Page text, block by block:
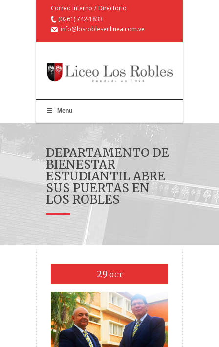
Correo Interno / Directorio
(0261) 742-1833
info@losroblesenlinea.com.ve
Menu
DEPARTAMENTO DE
BIENESTAR
ESTUDIANTIL ABRE
SUS PUERTAS EN
LOS ROBLES
29 OCT